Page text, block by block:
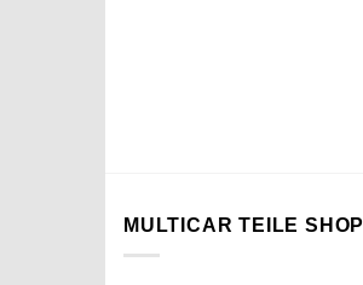
MULTICAR TEILE SHOP